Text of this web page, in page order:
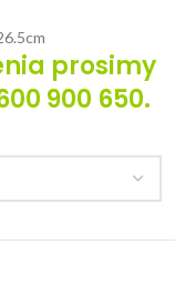
prosimy
900 650.